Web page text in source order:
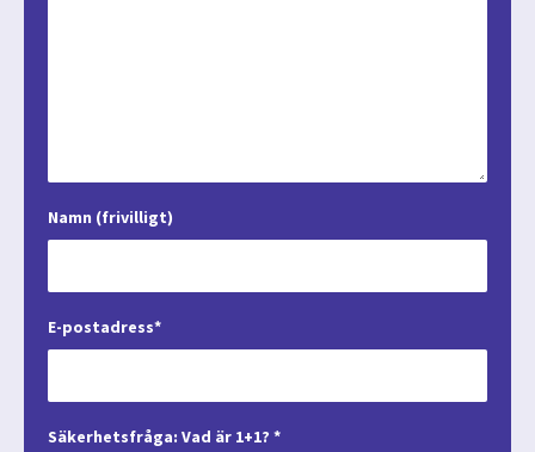
Namn (frivilligt)
E-postadress*
Säkerhetsfråga: Vad är 1+1? *